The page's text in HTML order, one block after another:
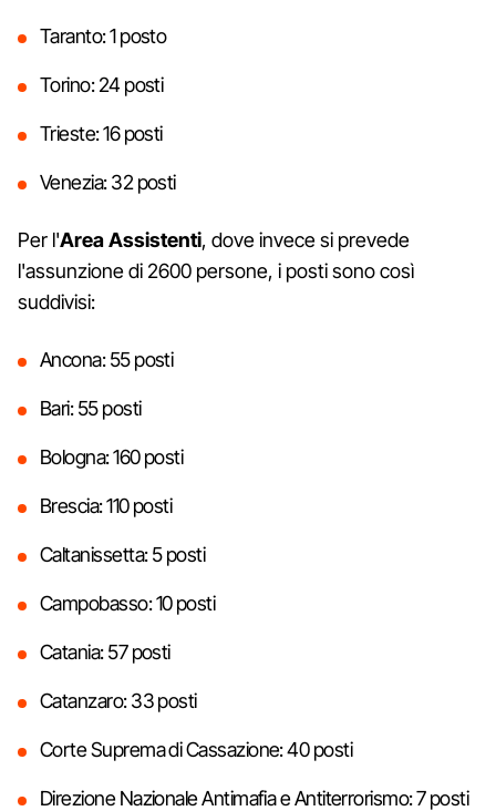
Taranto: 1 posto
Torino: 24 posti
Trieste: 16 posti
Venezia: 32 posti
Per l'Area Assistenti, dove invece si prevede
l'assunzione di 2600 persone, i posti sono così
suddivisi:
Ancona: 55 posti
Bari: 55 posti
Bologna: 160 posti
Brescia: 110 posti
Caltanissetta: 5 posti
Campobasso: 10 posti
Catania: 57 posti
Catanzaro: 33 posti
Corte Suprema di Cassazione: 40 posti
Direzione Nazionale Antimafia e Antiterrorismo: 7 posti